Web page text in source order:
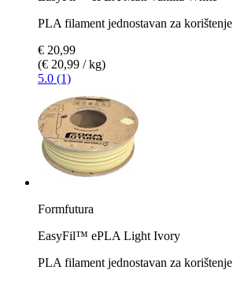
PLA filament jednostavan za korištenje
€ 20,99
(€ 20,99 / kg)
5.0 (1)
Formfutura
EasyFil™ ePLA Light Ivory
PLA filament jednostavan za korištenje